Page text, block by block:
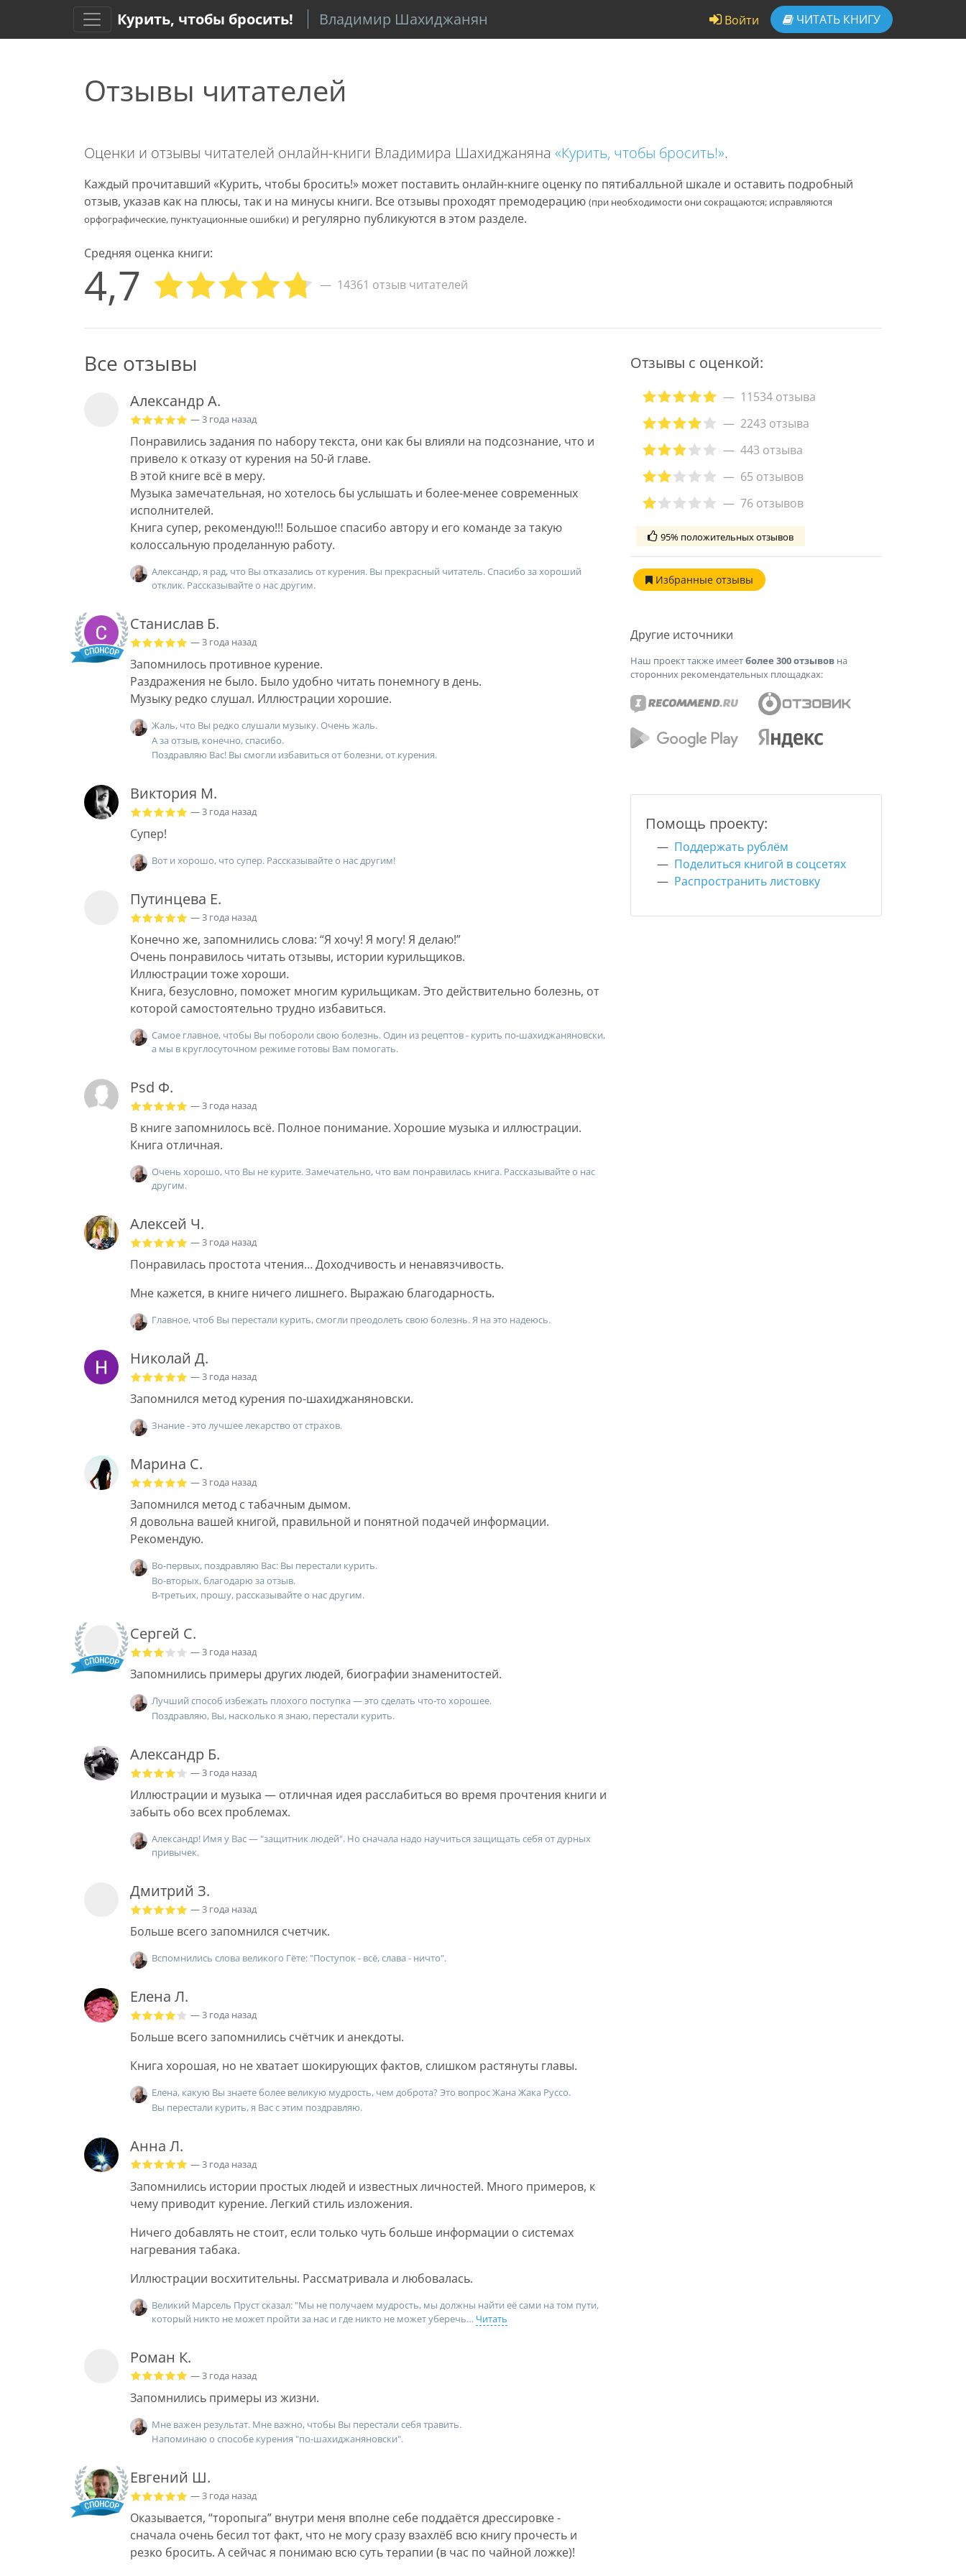
Курить, чтобы бросить! Владимир Шахиджанян Войти ЧИТАТЬ КНИГУ
Отзывы читателей
Оценки и отзывы читателей онлайн-книги Владимира Шахиджаняна «Курить, чтобы бросить!».
Каждый прочитавший «Курить, чтобы бросить!» может поставить онлайн-книге оценку по пятибалльной шкале и оставить подробный
отзыв, указав как на плюсы, так и на минусы книги. Все отзывы проходят премодерацию (при необходимости они сокращаются; исправляются
орфографические, пунктуационные ошибки) и регулярно публикуются в этом разделе.
Средняя оценка книги:
4,7 14361 отзыв читателей
Все отзывы
Александр А.
— 3 года назад
Понравились задания по набору текста, они как бы влияли на подсознание, что и
привело к отказу от курения на 50-й главе.
В этой книге всё в меру.
Музыка замечательная, но хотелось бы услышать и более-менее современных
исполнителей.
Книга супер, рекомендую!!! Большое спасибо автору и его команде за такую
колоссальную проделанную работу.
Александр, я рад, что Вы отказались от курения. Вы прекрасный читатель. Спасибо за хороший
отклик. Рассказывайте о нас другим.
Станислав Б.
— 3 года назад
Запомнилось противное курение.
Раздражения не было. Было удобно читать понемногу в день.
Музыку редко слушал. Иллюстрации хорошие.
Жаль, что Вы редко слушали музыку. Очень жаль.
А за отзыв, конечно, спасибо.
Поздравляю Вас! Вы смогли избавиться от болезни, от курения.
Виктория М.
— 3 года назад
Супер!
Вот и хорошо, что супер. Рассказывайте о нас другим!
Путинцева Е.
— 3 года назад
Конечно же, запомнились слова: “Я хочу! Я могу! Я делаю!”
Очень понравилось читать отзывы, истории курильщиков.
Иллюстрации тоже хороши.
Книга, безусловно, поможет многим курильщикам. Это действительно болезнь, от
которой самостоятельно трудно избавиться.
Самое главное, чтобы Вы побороли свою болезнь. Один из рецептов - курить по-шахиджаняновски,
а мы в круглосуточном режиме готовы Вам помогать.
Psd Ф.
— 3 года назад
В книге запомнилось всё. Полное понимание. Хорошие музыка и иллюстрации.
Книга отличная.
Очень хорошо, что Вы не курите. Замечательно, что вам понравилась книга. Рассказывайте о нас
другим.
Алексей Ч.
— 3 года назад
Понравилась простота чтения… Доходчивость и ненавязчивость.
Мне кажется, в книге ничего лишнего. Выражаю благодарность.
Главное, чтоб Вы перестали курить, смогли преодолеть свою болезнь. Я на это надеюсь.
Николай Д.
— 3 года назад
Запомнился метод курения по-шахиджаняновски.
Знание - это лучшее лекарство от страхов.
Марина С.
— 3 года назад
Запомнился метод с табачным дымом.
Я довольна вашей книгой, правильной и понятной подачей информации.
Рекомендую.
Во-первых, поздравляю Вас: Вы перестали курить.
Во-вторых, благодарю за отзыв.
В-третьих, прошу, рассказывайте о нас другим.
Сергей С.
— 3 года назад
Запомнились примеры других людей, биографии знаменитостей.
Лучший способ избежать плохого поступка — это сделать что-то хорошее.
Поздравляю, Вы, насколько я знаю, перестали курить.
Александр Б.
— 3 года назад
Иллюстрации и музыка — отличная идея расслабиться во время прочтения книги и
забыть обо всех проблемах.
Александр! Имя у Вас — "защитник людей". Но сначала надо научиться защищать себя от дурных
привычек.
Дмитрий З.
— 3 года назад
Больше всего запомнился счетчик.
Вспомнились слова великого Гёте: "Поступок - всё, слава - ничто".
Елена Л.
— 3 года назад
Больше всего запомнились счётчик и анекдоты.
Книга хорошая, но не хватает шокирующих фактов, слишком растянуты главы.
Елена, какую Вы знаете более великую мудрость, чем доброта? Это вопрос Жана Жака Руссо.
Вы перестали курить, я Вас с этим поздравляю.
Анна Л.
— 3 года назад
Запомнились истории простых людей и известных личностей. Много примеров, к
чему приводит курение. Легкий стиль изложения.
Ничего добавлять не стоит, если только чуть больше информации о системах
нагревания табака.
Иллюстрации восхитительны. Рассматривала и любовалась.
Великий Марсель Пруст сказал: "Мы не получаем мудрость, мы должны найти её сами на том пути,
который никто не может пройти за нас и где никто не может уберечь
Читать
Роман К.
— 3 года назад
Запомнились примеры из жизни.
Мне важен результат. Мне важно, чтобы Вы перестали себя травить.
Напоминаю о способе курения "по-шахиджаняновски".
Евгений Ш.
— 3 года назад
Оказывается, “торопыга” внутри меня вполне себе поддаётся дрессировке -
сначала очень бесил тот факт, что не могу сразу взахлёб всю книгу прочесть и
резко бросить. А сейчас я понимаю всю суть терапии (в час по чайной ложке)!
Отзывы с оценкой:
11534 отзыва
2243 отзыва
443 отзыва
65 отзывов
76 отзывов
95% положительных отзывов
Избранные отзывы
Другие источники
Наш проект также имеетболее 300 отзывов на
сторонних рекомендательных площадках:
Помощь проекту:
Поддержать рублём
Поделиться книгой в соцсетях
Распространить листовку